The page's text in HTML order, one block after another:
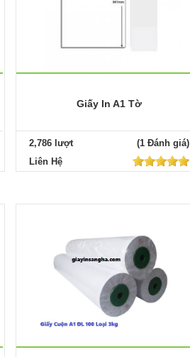
Giấy In A1 Tờ
2,786 lượt
(1 Đánh giá)
Liên Hệ